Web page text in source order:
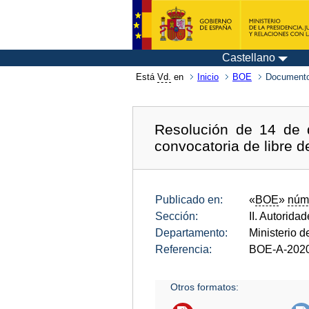
Castellano
Está Vd. en Inicio BOE
Resolución de 14 de
convocatoria de libre
Publicado en: «BOE»
Sección:
II.
Departamento:
Ministerio
Referencia:
BOE-A-
Otros formatos: